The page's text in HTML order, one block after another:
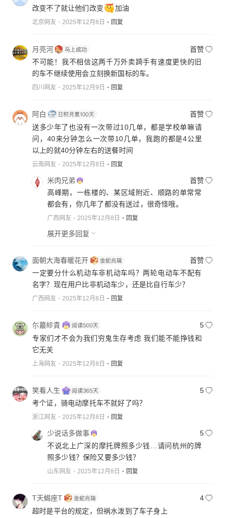
两三个档位25时速以下、25~40、40~55，可供选
得起来，85至90千克合适。
5. 功率。车重加满载重230千克，农村县道乡道上岭
爬坡，城市引桥爬坡是都需要动力，功率1200瓦至15
00瓦电机，扭矩有力，动力输出线性好，但要限速不
6.电池。能够驱动1200瓦电机载重续航18公里以上，
需要60~72伏。
7. 车身。实用为主，兼顾美观，维修方便便宜，金属
外壳车身下雨天是否容易漏电，漏电容易短路起火。
我从事过消防设计审查验收工作多年，据经验，电车
起火主要是短路、电池碰撞损毁，充电过充造成的比
较多，起火有毒烟雾也是电池产生最多，铅酸电池比
锂电池安全。车身外壳采用阻燃塑料就行。
时代在进步，老百姓短程出行由人力自行车转变为电
时代发展，调整摩托车标准，放宽电动自行车认定标
车不是越小越轻就越安全。有人说50时速太快，制动
距离长。对于儿童玩具车来说10公里时速都很快了。
大人骑矮小的车反而不稳不安全，也不舒适，63千克
的车，电池和电机都30多千克，剩下30千克设计车骨
飘，中大型小车开120时速都很稳。制动距离也是，与
刹车系统和悬挂减震有关，25时速刹车系统简陋制动
距离也长，刹车系统好50公里时速制动距离也短。
最高25时速400瓦驱动功率，不能满足广大山区农村
又矮又小又无动力，不能载人载物，要它何用？乡村
居民短程用车需求怎么解决？不是家家户户都有钱买
们用回八九十年代的人力自行车吗？新时代幸福感从
何而来？
祖国地域广阔，有大城市，有小城镇，也广大的乡
村，有平原，有山区，也有丘陵，有寒冷的东北，有
亚热带的岭南，有西北高原，也有东南丘陵，电动自
农民，有乡村赶集的居村民，电动自行车标准制定，
要服务民众，方便群众出，要切合实际，要实用，要
改变不了就让他们改变
加油
北京网友 2025年12月8日 回复
月亮河
首赞
不可能！我不相信这两千万外卖踦手有速度更快的旧
的车不继续使用会立刻换新国标的车。
四川网友 2025年12月9日 回复
阿白
首赞
送多少年了也没有一次带过10几单，都是学校单嘛请
问，40来分钟怎么一次带10几单，我跑的都是4公里
以上的就40分钟左右的送餐时间
云南网友 2025年12月8日 回复
米肉兄弟
首赞
高峰期，一栋楼的、某区域附近、顺路的单常常
都会有，你几年了都没有送过，很奇怪哦。
广西网友 2025年12月8日 回复
展开更多回复
面朝大海春暖花开
首赞
一定要分什么机动车非机动车吗？两轮电动车不配有
名字？现在用户比非机动车少，还是比自行车少？
广西网友 2025年12月8日 回复
尓蕞紾貴
5
专家们才不会为我们穷鬼生存考虑 我们能不能挣钱和
它无关
上海网友 2025年12月8日 回复
笑看人生
5
考个证，骑电动摩托车不就好了吗？
浙江网友 2025年12月8日 回复
少说话多做事
5
不说北上广深的摩托牌照多少钱…请问杭州的牌
照多少钱？保险又要多少钱？
山东网友 2025年12月8日 回复
T天蝎座T
4
超时是平台的规定，但祸水泼到了车子身上